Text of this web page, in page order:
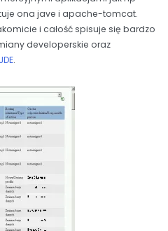
ona jave i apache-tomcat.
i całość spisuje się bardzo
developerskie oraz
JDE.